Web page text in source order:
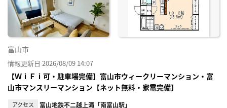
富山市
情報更新日 2026/08/09 14:07
【ＷｉＦｉ可・駐車場完備】富山市ウィークリーマンション・富
山市マンスリーマンション【ネット無料・家電完備】
アクセス 富山地鉄不二越上滝「南富山駅」